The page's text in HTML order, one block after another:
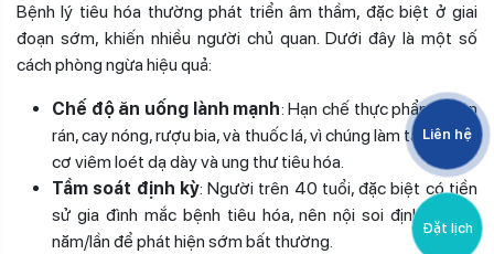
Bệnh lý tiêu hóa thường phát triển âm thầm, đặc biệt ở giai
đoạn sớm, khiến nhiều người chủ quan. Dưới đây là một số
cách phòng ngừa hiệu quả:
Chế độ ăn uống lành mạnh: Hạn chế thực phẩm chiên
rán, cay nóng, rượu bia, và thuốc lá, vì chúng làm tăng nguy
cơ viêm loét dạ dày và ung thư tiêu hóa.
Tầm soát định kỳ: Người trên 40 tuổi, đặc biệt có tiền
sử gia đình mắc bệnh tiêu hóa, nên nội soi định kỳ 1-2
năm/lần để phát hiện sớm bất thường.
Liên hệ
Đặt lịch